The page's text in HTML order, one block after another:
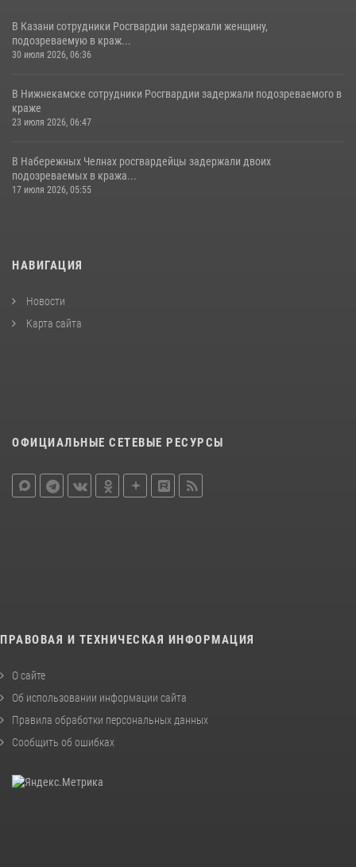
В Казани сотрудники Росгвардии задержали женщину,
подозреваемую в краж...
30 июля 2026, 06:36
В Нижнекамске сотрудники Росгвардии задержали подозреваемого в
краже
23 июля 2026, 06:47
В Набережных Челнах росгвардейцы задержали двоих
подозреваемых в кража...
17 июля 2026, 05:55
НАВИГАЦИЯ
Новости
Карта сайта
ОФИЦИАЛЬНЫЕ СЕТЕВЫЕ РЕСУРСЫ
ПРАВОВАЯ И ТЕХНИЧЕСКАЯ ИНФОРМАЦИЯ
О сайте
Об использовании информации сайта
Правила обработки персональных данных
Сообщить об ошибках